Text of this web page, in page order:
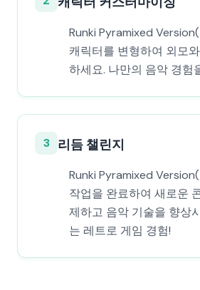
Runki Pyramixed
캐릭터를 변형하여 외모
하세요. 나만의 음악 경험
3 리듬 챌린지
Runki Pyramixed
작업을 완료하여 새로운
제하고 음악 기술을 향상
는 레트로 게임 경험!